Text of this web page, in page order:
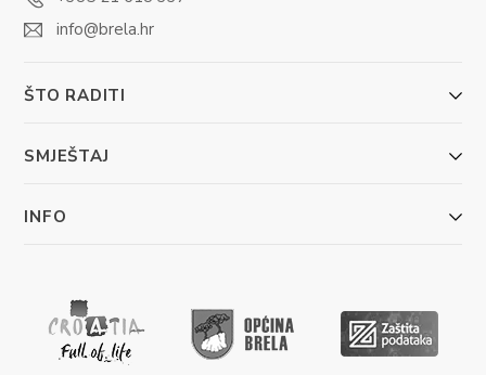
info@brela.hr
ŠTO RADITI
SMJEŠTAJ
INFO